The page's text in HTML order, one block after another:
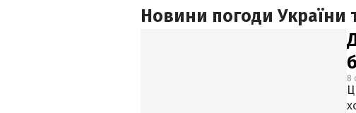
Новини погоди України
8